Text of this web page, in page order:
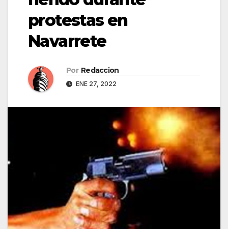
protestas en
Navarrete
Por Redaccion
ENE 27, 2022